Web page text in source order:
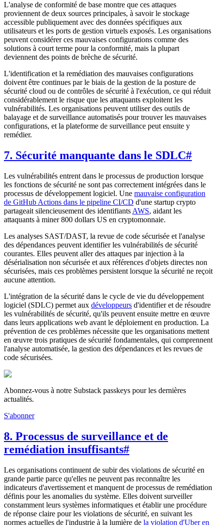
L'analyse de conformité de base montre que ces attaques
proviennent de deux sources principales, à savoir le stockage
accessible publiquement avec des données spécifiques aux
utilisateurs et les ports de gestion virtuels exposés. Les organisations
peuvent considérer ces mauvaises configurations comme des
solutions à court terme pour la conformité, mais la plupart
deviennent des points de brèche de sécurité.
L'identification et la remédiation des mauvaises configurations
doivent être continues par le biais de la gestion de la posture de
sécurité cloud ou de contrôles de sécurité à l'exécution, ce qui réduit
considérablement le risque que les attaquants exploitent les
vulnérabilités. Les organisations peuvent utiliser des outils de
balayage et de surveillance automatisés pour trouver les mauvaises
configurations, et la plateforme de surveillance peut ensuite y
remédier.
7. Sécurité manquante dans le SDLC#
Les vulnérabilités entrent dans le processus de production lorsque
les fonctions de sécurité ne sont pas correctement intégrées dans le
processus de développement logiciel. Une mauvaise configuration
de GitHub Actions dans le pipeline CI/CD d'une startup crypto
partageait silencieusement des identifiants AWS, aidant les
attaquants à miner 800 dollars US en cryptomonnaie.
Les analyses SAST/DAST, la revue de code sécurisée et l'analyse
des dépendances peuvent identifier les vulnérabilités de sécurité
courantes. Elles peuvent aller des attaques par injection à la
désérialisation non sécurisée et aux références d'objets directes non
sécurisées, mais ces problèmes persistent lorsque la sécurité ne reçoit
aucune attention.
L'intégration de la sécurité dans le cycle de vie du développement
logiciel (SDLC) permet aux développeurs d'identifier et de résoudre
les vulnérabilités de sécurité, qu'ils peuvent ensuite mettre en œuvre
dans leurs applications web avant le déploiement en production. La
prévention de ces problèmes nécessite que les organisations mettent
en œuvre trois pratiques de sécurité fondamentales, qui comprennent
l'analyse automatisée, la gestion des dépendances et les revues de
code sécurisées.
Abonnez-vous à notre Substack passkeys pour les dernières
actualités.
S'abonner
8. Processus de surveillance et de
remédiation insuffisants#
Les organisations continuent de subir des violations de sécurité en
grande partie parce qu'elles ne peuvent pas reconnaître les
indicateurs d'avertissement et manquent de processus de remédiation
définis pour les anomalies du système. Elles doivent surveiller
constamment leurs systèmes informatiques et établir une procédure
de réponse claire pour les violations de sécurité, en suivant les
normes actuelles de l'industrie à la lumière de la violation d'Uber en